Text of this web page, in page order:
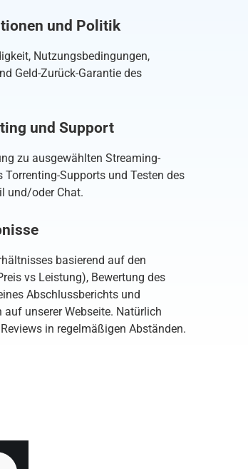
und Politik
Nutzungsbedingungen,
Geld-Zurück-Garantie des
und Support
zu ausgewählten Streaming-
Torrenting-Supports und Testen des
und/oder Chat.
basierend auf den
vs Leistung), Bewertung des
Abschlussberichts und
unserer Webseite. Natürlich
in regelmäßigen Abständen.